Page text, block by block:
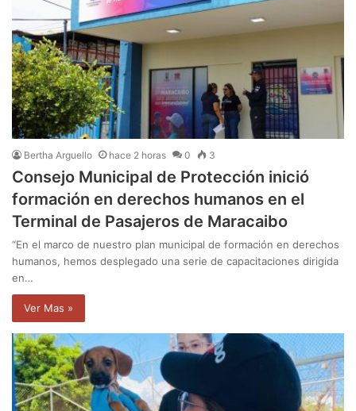
Bertha Arguello hace 2 horas 0 3
Consejo Municipal de Protección inició
formación en derechos humanos en el
Terminal de Pasajeros de Maracaibo
“En el marco de nuestro plan municipal de formación en derechos
humanos, hemos desplegado una serie de capacitaciones dirigida
en…
Ver Mas »